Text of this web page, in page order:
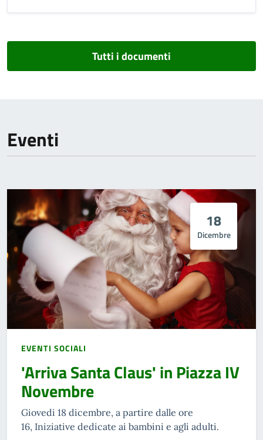
Tutti i documenti
Eventi
18
Dicembre
EVENTI SOCIALI
'Arriva Santa Claus' in Piazza IV
Novembre
Giovedi 18 dicembre, a partire dalle ore
16, Iniziative dedicate ai bambini e agli adulti.